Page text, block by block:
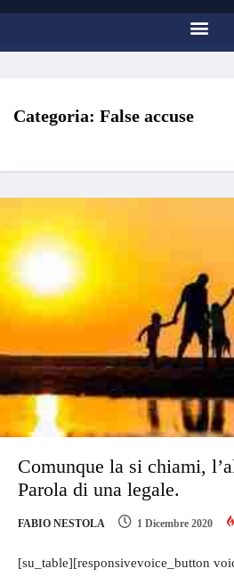
Categoria: False accuse
Comunque la si chiami,
Parola di una legale.
FABIO NESTOLA 1 Dicembre 2020
[su_table][responsivevoice_button